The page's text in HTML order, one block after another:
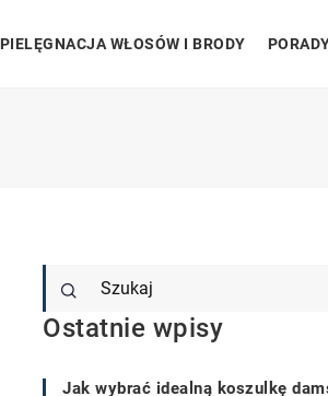
PIELĘGNACJA WŁOSÓW I BRODY
Ostatnie wpisy
Jak wybrać idealną koszulkę